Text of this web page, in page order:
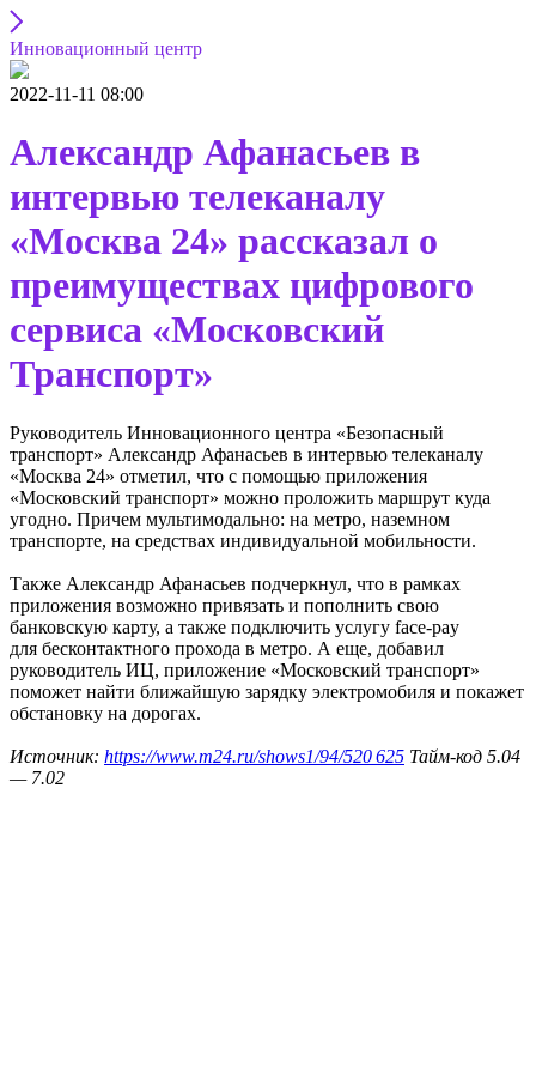
Инновационный центр
2022-11-11 08:00
Александр Афанасьев в
интервью телеканалу
«Москва 24» рассказал о
преимуществах цифрового
сервиса «Московский
Транспорт»
Руководитель Инновационного центра «Безопасный
транспорт» Александр Афанасьев в интервью телеканалу
«Москва 24» отметил, что с помощью приложения
«Московский транспорт» можно проложить маршрут куда
угодно. Причем мультимодально: на метро, наземном
транспорте, на средствах индивидуальной мобильности.
Также Александр Афанасьев подчеркнул, что в рамках
приложения возможно привязать и пополнить свою
банковскую карту, а также подключить услугу face-pay
для бесконтактного прохода в метро. А еще, добавил
руководитель ИЦ, приложение «Московский транспорт»
поможет найти ближайшую зарядку электромобиля и покажет
обстановку на дорогах.
Источник: https://www.m24.ru/shows1/94/520 625 Тайм-код 5.04
— 7.02